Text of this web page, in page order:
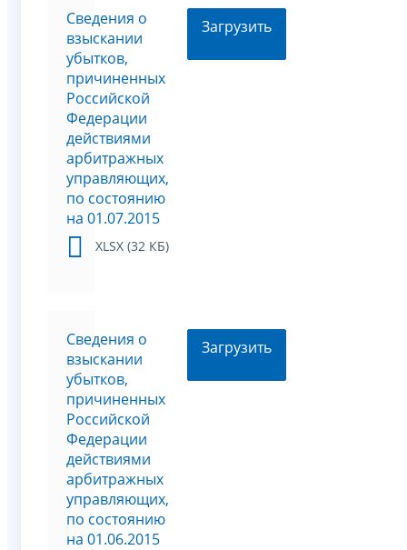
Сведения о
взыскании
убытков,
причиненных
Российской
Федерации
действиями
арбитражных
управляющих,
по состоянию
на 01.07.2015
XLSX (32 КБ)
Загрузить
Сведения о
взыскании
убытков,
причиненных
Российской
Федерации
действиями
арбитражных
управляющих,
по состоянию
на 01.06.2015
Загрузить